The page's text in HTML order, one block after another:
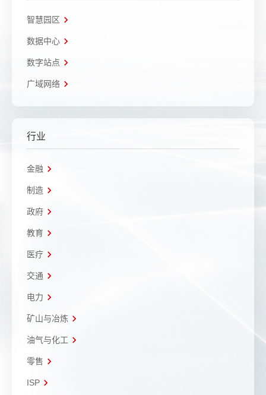
智慧园区
数据中心
数字站点
广域网络
行业
金融
制造
政府
教育
医疗
交通
电力
矿山与冶炼
油气与化工
零售
ISP